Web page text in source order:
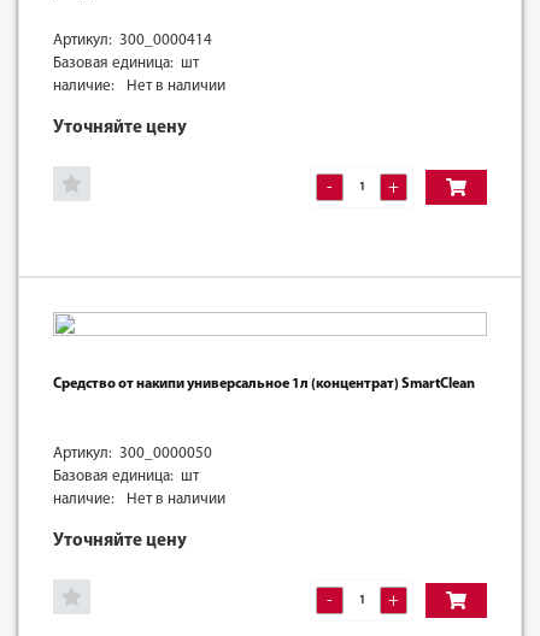
Артикул: 300_0000414
Базовая единица: шт
наличие:
Нет в наличии
Уточняйте цену
- +
Средство от накипи универсальное 1л (концентрат) SmartClean
Артикул: 300_0000050
Базовая единица: шт
наличие:
Нет в наличии
Уточняйте цену
- +